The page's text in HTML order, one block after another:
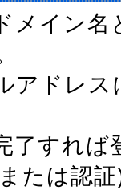
メイン
アドレ
了すれば
たは認